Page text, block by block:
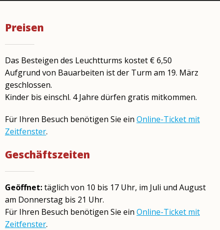
Preisen
Das Besteigen des Leuchtturms kostet € 6,50
Aufgrund von Bauarbeiten ist der Turm am 19. März
geschlossen.
Kinder bis einschl. 4 Jahre dürfen gratis mitkommen.
Für Ihren Besuch benötigen Sie ein Online-Ticket mit
Zeitfenster.
Geschäftszeiten
Geöffnet:täglich von 10 bis 17 Uhr, im Juli und August
am Donnerstag bis 21 Uhr.
Für Ihren Besuch benötigen Sie ein Online-Ticket mit
Zeitfenster.